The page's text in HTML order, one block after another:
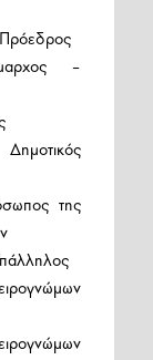
–
της